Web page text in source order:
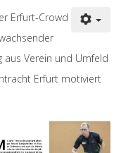
Erfurt-Crowd
aus Verein und Umfeld
Erfurt motiviert